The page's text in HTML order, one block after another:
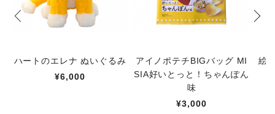
ハートのエレナ ぬいぐるみ
¥6,000
アイノポテチBIGバッグ MI
SIA好いとっと！ちゃんぽん
味
¥3,000
絵